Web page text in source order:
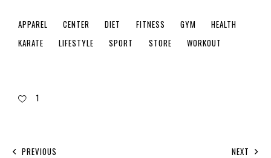
APPAREL CENTER DIET FITNESS GYM
HEALTH
KARATE
LIFESTYLE SPORT STORE WORKOUT
1
PREVIOUS NEXT